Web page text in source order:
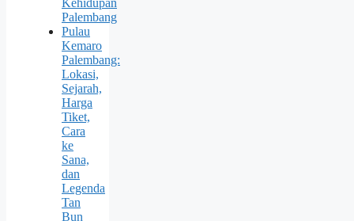
Palembang
Pulau
Kemaro
Palembang:
Lokasi,
Sejarah,
Harga
Tiket,
Cara
ke
Sana,
dan
Legenda
Tan
Bun